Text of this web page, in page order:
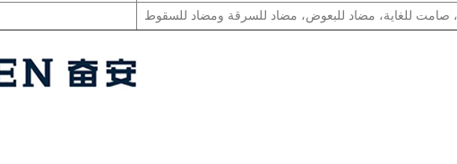
صامت للغاية، مضاد للبعوض، مضاد للسرقة ومضاد للسقوط